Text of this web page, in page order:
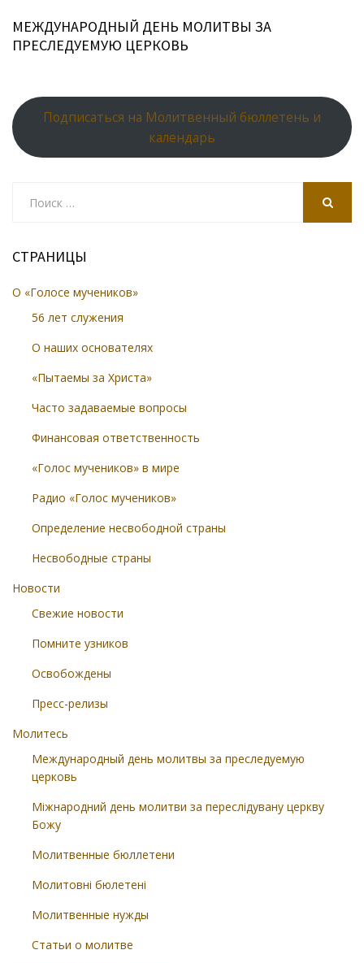
МЕЖДУНАРОДНЫЙ ДЕНЬ МОЛИТВЫ ЗА
ПРЕСЛЕДУЕМУЮ ЦЕРКОВЬ
Подписаться на Молитвенный бюллетень и
календарь
СТРАНИЦЫ
О «Голосе мучеников»
56 лет служения
О наших основателях
«Пытаемы за Христа»
Часто задаваемые вопросы
Финансовая ответственность
«Голос мучеников» в мире
Радио «Голос мучеников»
Определение несвободной страны
Несвободные страны
Новости
Свежие новости
Помните узников
Освобождены
Пресс-релизы
Молитесь
Международный день молитвы за преследуемую
церковь
Міжнародний день молитви за переслідувану церкву
Божу
Молитвенные бюллетени
Молитовні бюлетені
Молитвенные нужды
Статьи о молитве